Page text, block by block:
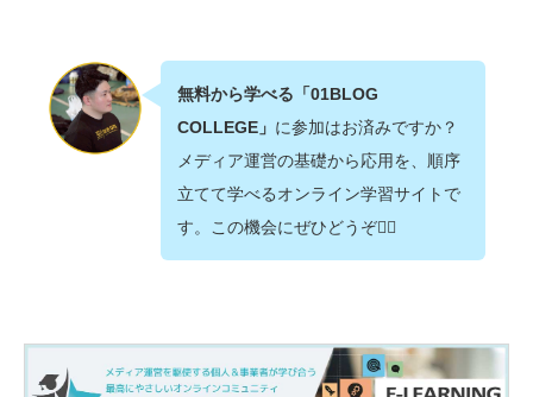
無料から学べる「01BLOG
COLLEGE」 に参加はお済みですか？
メディア運営の基礎から応用を、順序
立てて学べるオンライン学習サイトで
す。この機会にぜひどうぞ💁‍♂️